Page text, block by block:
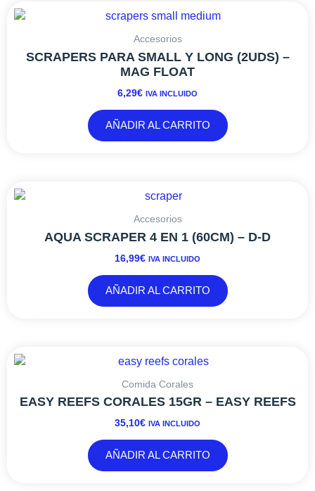
Accesorios
SCRAPERS PARA SMALL Y LONG (2UDS) –
MAG FLOAT
6,29€ IVA INCLUIDO
AÑADIR AL CARRITO
Accesorios
AQUA SCRAPER 4 EN 1 (60CM) – D-D
16,99€ IVA INCLUIDO
AÑADIR AL CARRITO
Comida Corales
EASY REEFS CORALES 15GR – EASY REEFS
35,10€ IVA INCLUIDO
AÑADIR AL CARRITO